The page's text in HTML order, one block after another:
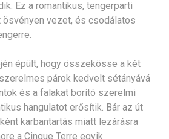
Ez a romantikus, tengerparti
vezet, és csodálatos
épült, hogy összekösse a két
párok kedvelt sétányává
és a falakat borító szerelmi
hangulatot erősítik. Bár az út
karbantartás miatt lezárásra
a Cinque Terre egyik